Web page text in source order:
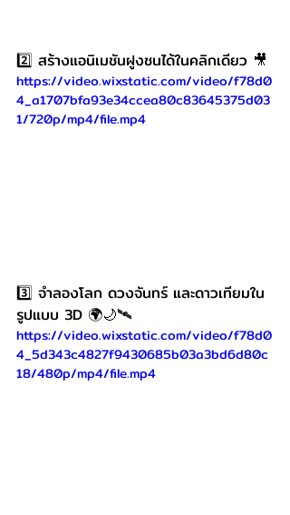
2️⃣ สร้างแอนิเมชันฝูงชนได้ในคลิกเดียว 🎥
https://video.wixstatic.com/video/f78d0
4_a1707bfa93e34ccea80c83645375d03
1/720p/mp4/file.mp4
3️⃣ จำลองโลก ดวงจันทร์ และดาวเทียมใน
รูปแบบ 3D 🌍🌙🛰️
https://video.wixstatic.com/video/f78d0
4_5d343c4827f9430685b03a3bd6d80c
18/480p/mp4/file.mp4